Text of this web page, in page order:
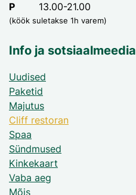
P 13.00-21.00
(köök suletakse 1h varem)
Info ja sotsiaalmeedia
Uudised
Paketid
Majutus
Cliff restoran
Spaa
Sündmused
Kinkekaart
Vaba aeg
Mõis